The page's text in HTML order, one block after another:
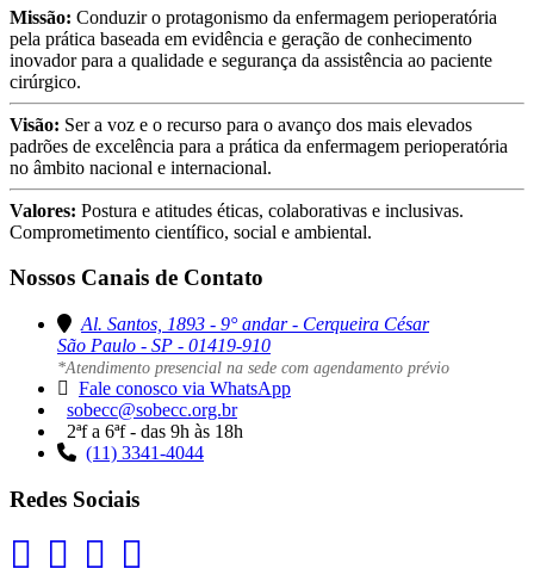
Missão: Conduzir o protagonismo da enfermagem perioperatória
pela prática baseada em evidência e geração de conhecimento
inovador para a qualidade e segurança da assistência ao paciente
cirúrgico.
Visão: Ser a voz e o recurso para o avanço dos mais elevados
padrões de excelência para a prática da enfermagem perioperatória
no âmbito nacional e internacional.
Valores: Postura e atitudes éticas, colaborativas e inclusivas.
Comprometimento científico, social e ambiental.
Nossos Canais de Contato
Al. Santos, 1893 - 9° andar - Cerqueira César
São Paulo - SP - 01419-910
*Atendimento presencial na sede com agendamento prévio
Fale conosco via WhatsApp
sobecc@sobecc.org.br
2ªf a 6ªf - das 9h às 18h
(11) 3341-4044
Redes Sociais